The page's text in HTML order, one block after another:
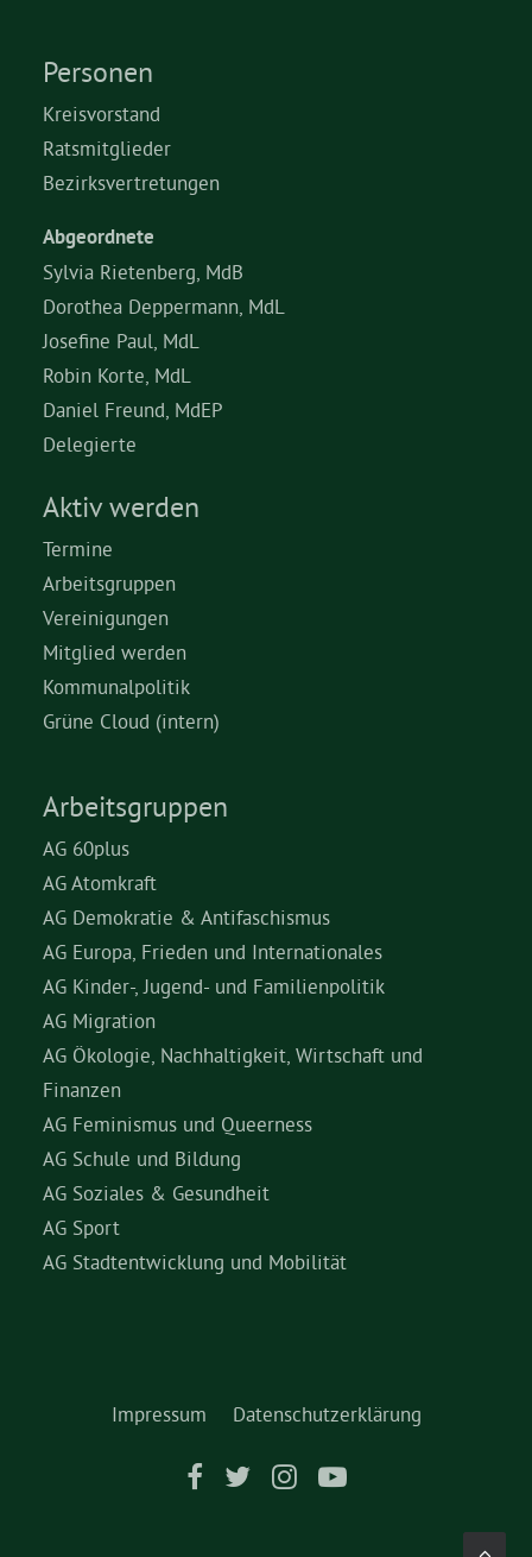
Aktuelles
Termine
Kontakt
Personen
Kreisvorstand
Ratsmitglieder
Bezirksvertretungen
Abgeordnete
Sylvia Rietenberg, MdB
Dorothea Deppermann, MdL
Josefine Paul, MdL
Robin Korte, MdL
Daniel Freund, MdEP
Delegierte
Aktiv werden
Termine
Arbeitsgruppen
Vereinigungen
Mitglied werden
Kommunalpolitik
Grüne Cloud (intern)
Arbeitsgruppen
AG 60plus
AG Atomkraft
AG Demokratie & Antifaschismus
AG Europa, Frieden und Internationales
AG Kinder-, Jugend- und Familienpolitik
AG Migration
AG Ökologie, Nachhaltigkeit, Wirtschaft und
Finanzen
AG Feminismus und Queerness
AG Schule und Bildung
AG Soziales & Gesundheit
AG Sport
AG Stadtentwicklung und Mobilität
Impressum Datenschutzerklärung